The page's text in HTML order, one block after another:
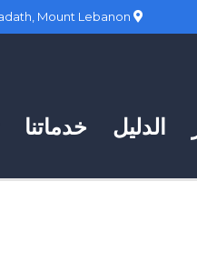
خدماتنا الدليل